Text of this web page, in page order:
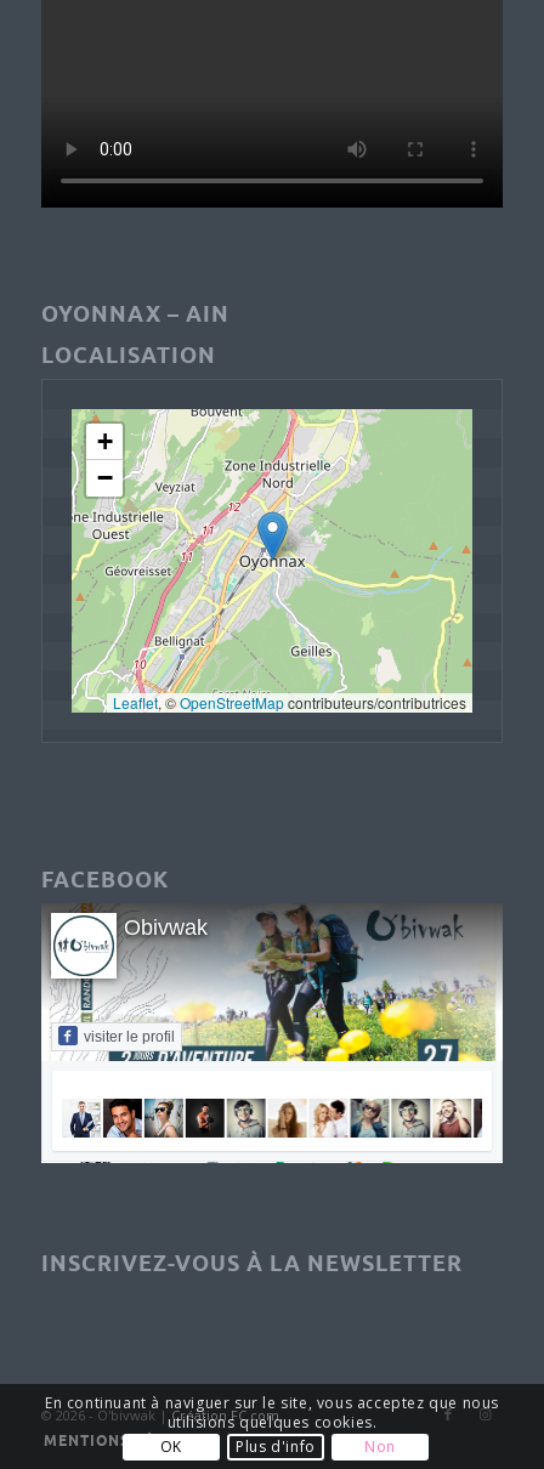
OYONNAX – AIN
LOCALISATION
+
−
Leaflet, © OpenStreetMap contributeurs/contributrices
FACEBOOK
Obivwak
visiter le profil
INSCRIVEZ-VOUS À LA NEWSLETTER
© 2026 - O'bivwak | Création FC.com
MENTIONS LÉGALES
En continuant à naviguer sur le site, vous acceptez que nous
utilisions quelques cookies.
OK
Plus d'info Non